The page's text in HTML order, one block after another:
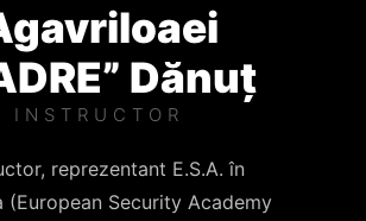
Dănuț
INSTRUCTOR
reprezentant E.S.A. în
(European Security Academy